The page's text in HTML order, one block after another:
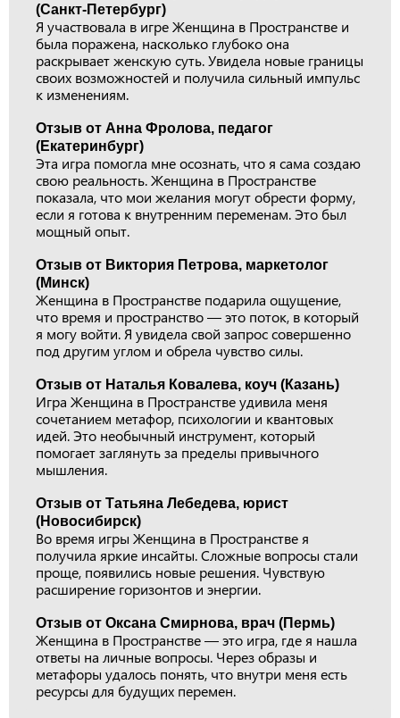
(Санкт-Петербург)
Я участвовала в игре Женщина в Пространстве и
была поражена, насколько глубоко она
раскрывает женскую суть. Увидела новые границы
своих возможностей и получила сильный импульс
к изменениям.
Отзыв от Анна Фролова, педагог
(Екатеринбург)
Эта игра помогла мне осознать, что я сама создаю
свою реальность. Женщина в Пространстве
показала, что мои желания могут обрести форму,
если я готова к внутренним переменам. Это был
мощный опыт.
Отзыв от Виктория Петрова, маркетолог
(Минск)
Женщина в Пространстве подарила ощущение,
что время и пространство — это поток, в который
я могу войти. Я увидела свой запрос совершенно
под другим углом и обрела чувство силы.
Отзыв от Наталья Ковалева, коуч (Казань)
Игра Женщина в Пространстве удивила меня
сочетанием метафор, психологии и квантовых
идей. Это необычный инструмент, который
помогает заглянуть за пределы привычного
мышления.
Отзыв от Татьяна Лебедева, юрист
(Новосибирск)
Во время игры Женщина в Пространстве я
получила яркие инсайты. Сложные вопросы стали
проще, появились новые решения. Чувствую
расширение горизонтов и энергии.
Отзыв от Оксана Смирнова, врач (Пермь)
Женщина в Пространстве — это игра, где я нашла
ответы на личные вопросы. Через образы и
метафоры удалось понять, что внутри меня есть
ресурсы для будущих перемен.